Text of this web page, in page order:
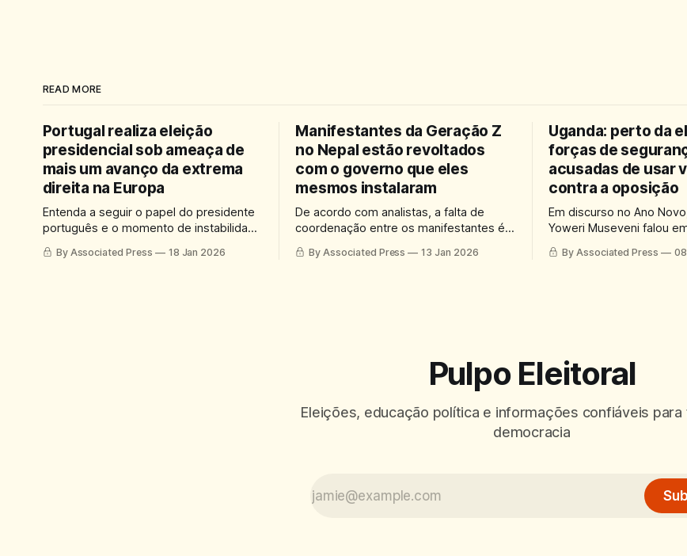
READ MORE
Portugal realiza eleição
presidencial sob ameaça de
mais um avanço da extrema
direita na Europa
Entenda a seguir o papel do presidente
português e o momento de instabilidade
política pelo qual o país passa
By Associated Press 18 Jan 2026
Manifestantes da Geração Z
no Nepal estão revoltados
com o governo que eles
mesmos instalaram
De acordo com analistas, a falta de
coordenação entre os manifestantes é
um dos principais entraves para
promoção das mudanças desejadas
By Associated Press 13 Jan 2026
Uganda: perto da
forças de
acusadas de usar
contra a oposição
Em discurso no Ano
Yoweri Museveni falou
armamento não letal,
lacrimogêneo. Ele é o 3º
By Associated Press
Pulpo Eleitoral
Eleições, educação política e informações confiáveis
democracia